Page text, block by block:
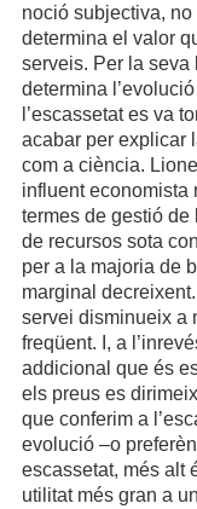
noció subjectiva,
determina el valor
serveis. Per la seva
determina
l’escassetat es va
acabar per explicar
com a ciència.
influent economista
termes de gestió de
de recursos sota
per a la majoria de
marginal
servei disminueix a
freqüent. I, a
addicional que és
els preus es
que conferim a
evolució –o
escassetat, més alt
utilitat més gran a